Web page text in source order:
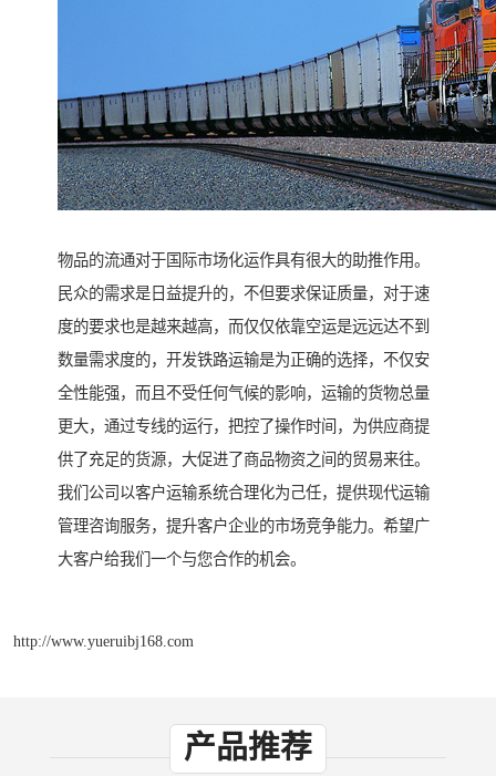
物品的流通对于国际市场化运作具有很大的助推作用。
民众的需求是日益提升的，不但要求保证质量，对于速
度的要求也是越来越高，而仅仅依靠空运是远远达不到
数量需求度的，开发铁路运输是为正确的选择，不仅安
全性能强，而且不受任何气候的影响，运输的货物总量
更大，通过专线的运行，把控了操作时间，为供应商提
供了充足的货源，大促进了商品物资之间的贸易来往。
我们公司以客户运输系统合理化为己任，提供现代运输
管理咨询服务，提升客户企业的市场竞争能力。希望广
大客户给我们一个与您合作的机会。
http://www.yueruibj168.com
产品推荐